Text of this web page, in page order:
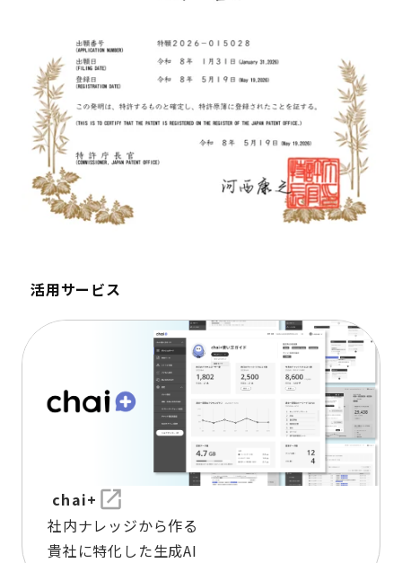
活用サービス
chai+
社内ナレッジから作る
貴社に特化した生成AI